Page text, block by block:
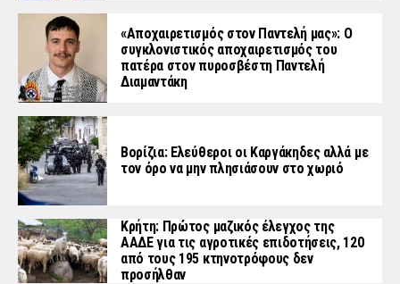
«Aποχαιρετισμός στον Παντελή μας»: Ο
συγκλονιστικός αποχαιρετισμός του
πατέρα στον πυροσβέστη Παντελή
Διαμαντάκη
Βορίζια: Ελεύθεροι οι Καργάκηδες αλλά με
τον όρο να μην πλησιάσουν στο χωριό
Κρήτη: Πρώτος μαζικός έλεγχος της
ΑΑΔΕ για τις αγροτικές επιδοτήσεις, 120
από τους 195 κτηνοτρόφους δεν
προσήλθαν